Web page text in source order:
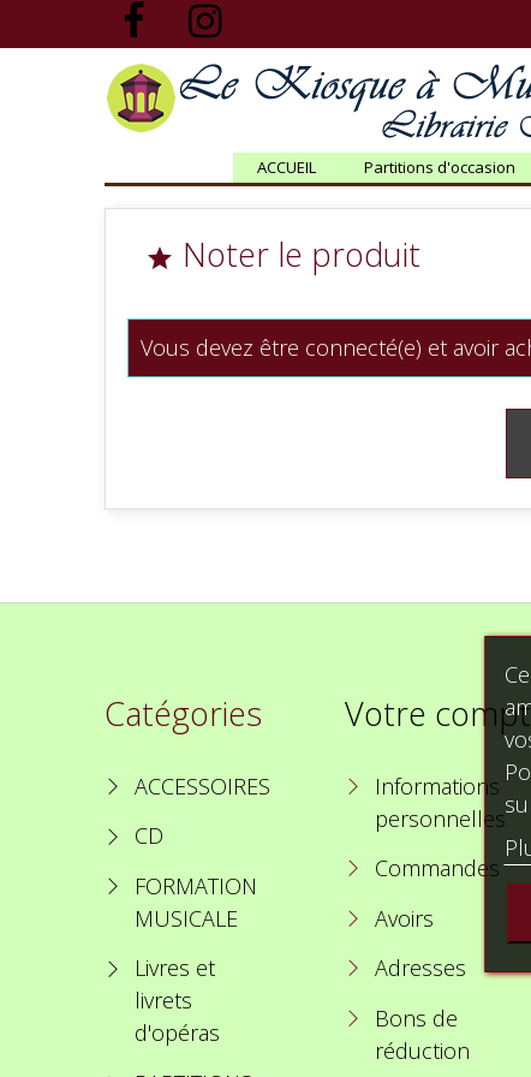
ACCUEIL Partitions d'occasion
 Noter le produit
Vous devez être connecté(e) et avoir
Catégories
ACCESSOIRES
CD
FORMATION
MUSICALE
Livres et
livrets
d'opéras
Votre
Informations
personnelles
Commandes
Avoirs
Adresses
Bons de
réduction